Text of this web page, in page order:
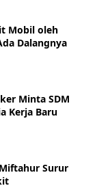
Mobil oleh
Dalangnya
Minta SDM
Kerja Baru
Surur